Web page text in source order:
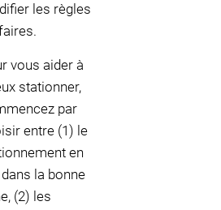
les règles
vous aider à
stationner,
par
entre (1) le
en
la bonne
(2) les